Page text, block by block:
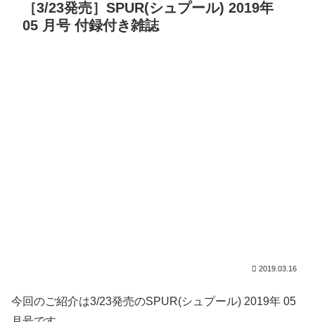
［3/23発売］SPUR(シュプール) 2019年
05 月号 付録付き雑誌
2019.03.16
今回のご紹介は3/23発売のSPUR(シュプール) 2019年 05